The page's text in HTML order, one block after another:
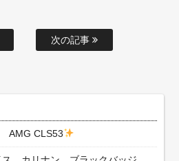
次の記事
AMG CLS53